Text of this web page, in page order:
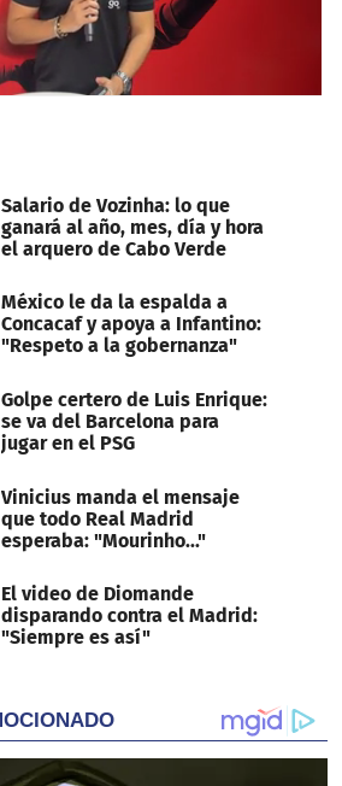
Salario de Vozinha: lo que
ganará al año, mes, día y hora
el arquero de Cabo Verde
México le da la espalda a
Concacaf y apoya a Infantino:
"Respeto a la gobernanza"
Golpe certero de Luis Enrique:
se va del Barcelona para
jugar en el PSG
Vinicius manda el mensaje
que todo Real Madrid
esperaba: "Mourinho..."
El video de Diomande
disparando contra el Madrid:
"Siempre es así"